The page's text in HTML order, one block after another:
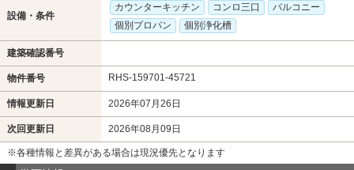
設備・条件
カウンターキッチン コンロ三口
バルコニー
個別プロパン
個別浄化槽
建築確認番号
物件番号 RHS-159701-45721
情報更新日 2026年07月26日
次回更新日 2026年08月09日
※各種情報と差異がある場合は現況優先となります